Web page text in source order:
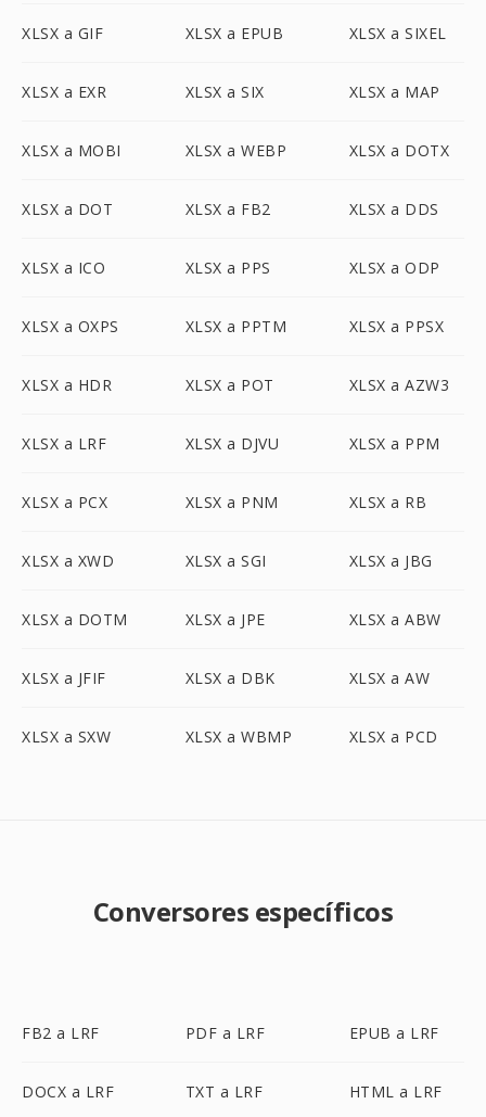
XLSX a GIF XLSX a EPUB XLSX a SIXEL
XLSX a EXR XLSX a SIX XLSX a MAP
XLSX a MOBI XLSX a WEBP XLSX a DOTX
XLSX a DOT XLSX a FB2 XLSX a DDS
XLSX a ICO XLSX a PPS XLSX a ODP
XLSX a OXPS XLSX a PPTM XLSX a PPSX
XLSX a HDR XLSX a POT XLSX a AZW3
XLSX a LRF XLSX a DJVU XLSX a PPM
XLSX a PCX XLSX a PNM XLSX a RB
XLSX a XWD XLSX a SGI XLSX a JBG
XLSX a DOTM XLSX a JPE XLSX a ABW
XLSX a JFIF XLSX a DBK XLSX a AW
XLSX a SXW XLSX a WBMP XLSX a PCD
Conversores específicos
FB2 a LRF PDF a LRF EPUB a LRF
DOCX a LRF TXT a LRF HTML a LRF